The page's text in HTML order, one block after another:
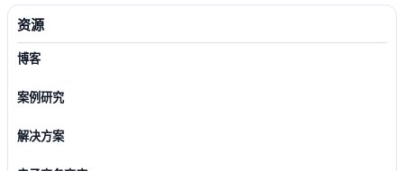
资源
博客
案例研究
解决方案